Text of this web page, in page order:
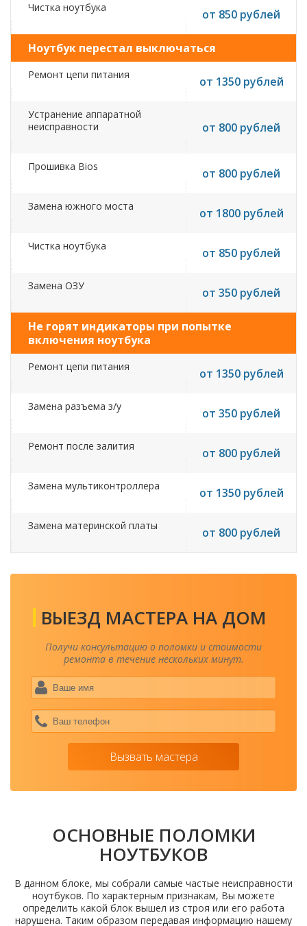
Чистка ноутбука от 850 рублей
Ноутбук перестал выключаться
Ремонт цепи питания от 1350 рублей
Устранение аппаратной
неисправности
от 800 рублей
Прошивка Bios от 800 рублей
Замена южного моста от 1800 рублей
Чистка ноутбука от 850 рублей
Замена ОЗУ от 350 рублей
Не горят индикаторы при попытке
включения ноутбука
Ремонт цепи питания от 1350 рублей
Замена разъема з/у от 350 рублей
Ремонт после залития от 800 рублей
Замена мультиконтроллера от 1350 рублей
Замена материнской платы от 800 рублей
ВЫЕЗД МАСТЕРА НА ДОМ
Получи консультацию о поломки и стоимости
ремонта в течение нескольких минут.
Вызвать мастера
ОСНОВНЫЕ ПОЛОМКИ
НОУТБУКОВ
В данном блоке, мы собрали самые частые неисправности
ноутбуков. По характерным признакам, Вы можете
определить какой блок вышел из строя или его работа
нарушена. Таким образом передавая информацию нашему